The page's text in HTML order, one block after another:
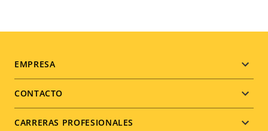
Footer
menu
EMPRESA
CONTACTO
CARRERAS PROFESIONALES